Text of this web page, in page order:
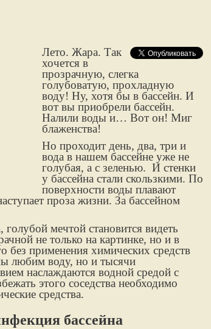
Лето. Жара. Так
хочется в
прозрачную, слегка
голубоватую, прохладную
воду! Ну, хотя бы в бассейн. И
вот вы приобрели бассейн.
Налили воды и… Вот он! Миг
блаженства!
Но проходит день, два, три и
вода в нашем бассейне уже не
голубая, а с зеленью. И стенки
у бассейна стали скользкими. По
поверхности воды плавают
проза жизни. За бассейном
мечтой становится видеть
не только на картинке, но и в
без применения химических средств
любим воду, но и тысячи
наслаждаются водной средой с
этого соседства необходимо
средства.
бассейна